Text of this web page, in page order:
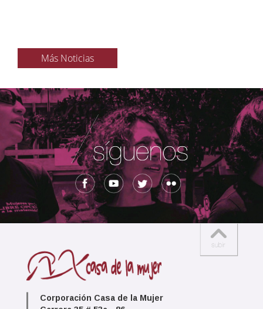
Más Noticias
Corporación Casa de la Mujer